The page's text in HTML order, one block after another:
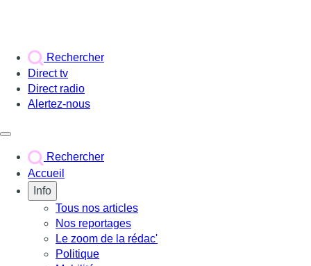
Rechercher
Direct tv
Direct radio
Alertez-nous
Rechercher
Accueil
Info
Tous nos articles
Nos reportages
Le zoom de la rédac'
Politique